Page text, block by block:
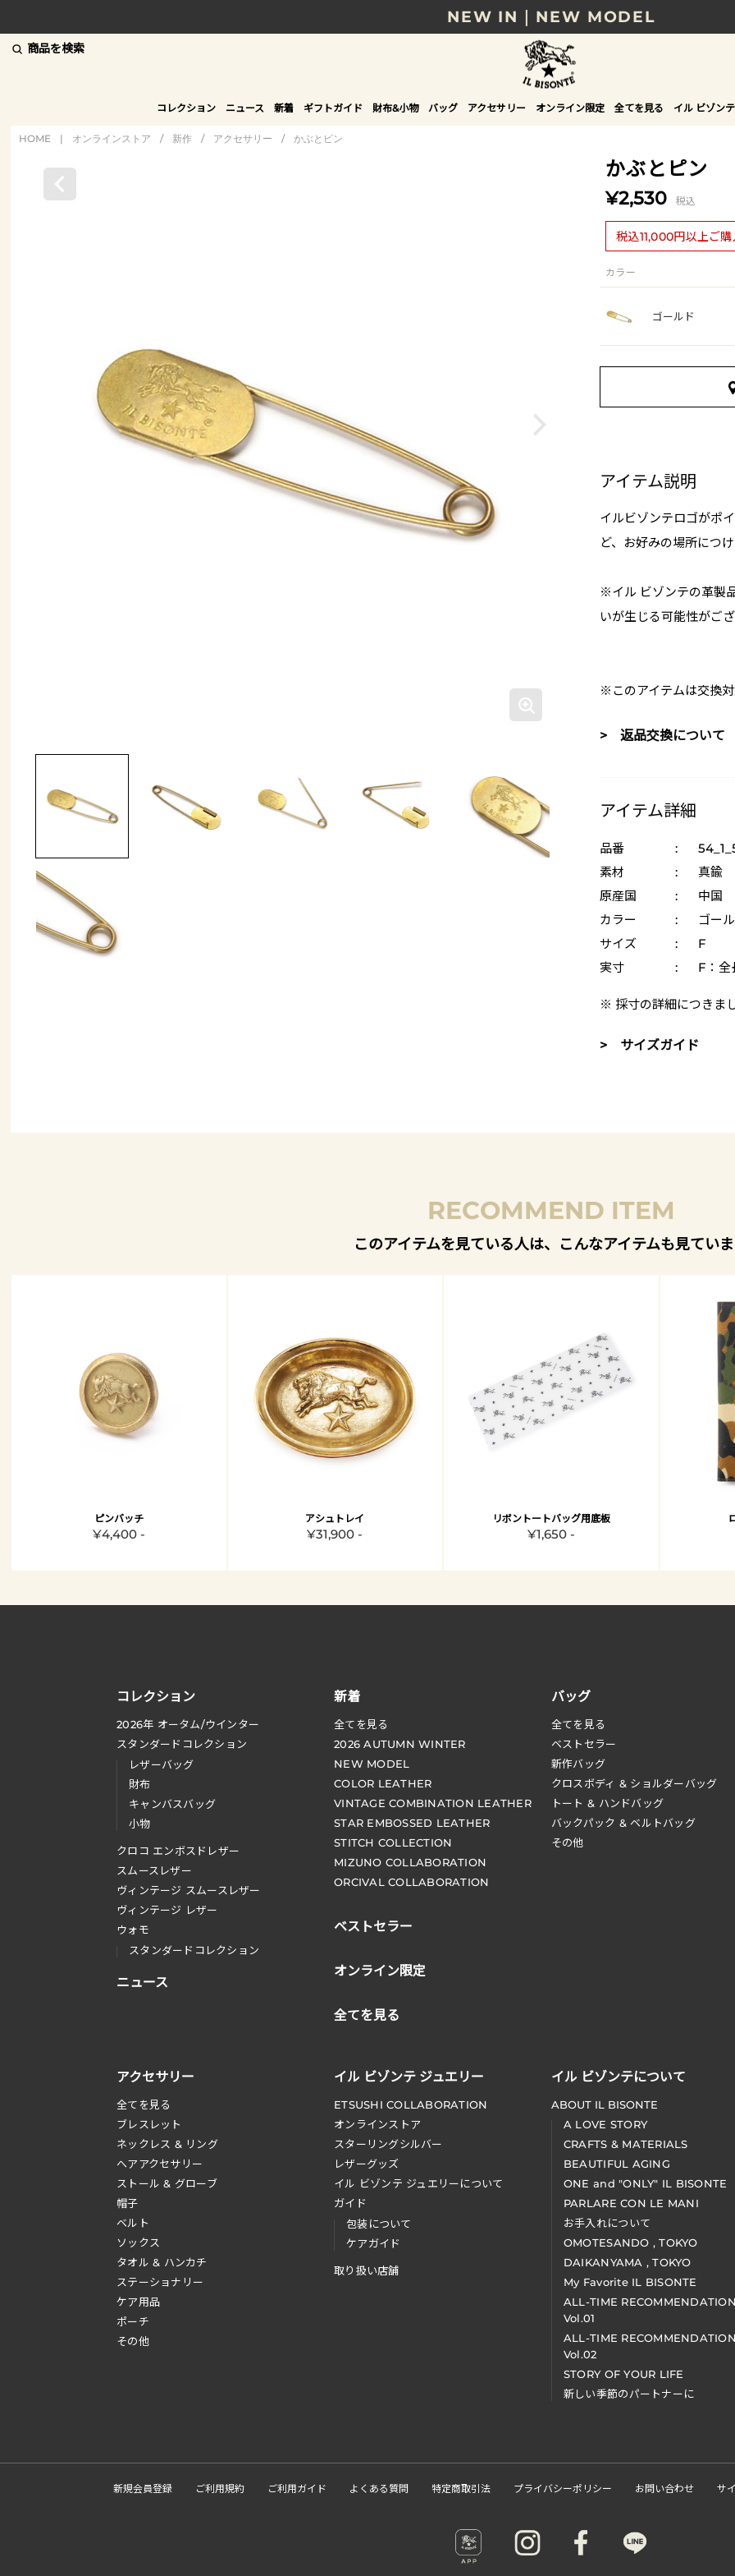
NEW IN｜NEW MODEL
8/17(月)10時まで｜税込11,000円以上で送料無
贈る相手やシーンから選べる、新しいギフトガ
NEW IN｜COLOR LEATHER
商品を検索
コレクション ニュース 新着 ギフトガイド 財布&小物 バッグ アクセサリー オンライン限定 全てを見る イル ビゾン
HOME | オンラインストア / 新作 / アクセサリー / かぶとピン
かぶとピン
¥2,530 税込
税込11,000円以上ご
カラー
ゴールド
アイテム説明
イルビゾンテロゴがポ
ど、お好みの場所につ
※イル ビゾンテの革製
いが生じる可能性がご
※このアイテムは交換
> 返品交換について
アイテム詳細
品番 :
素材
:
真鍮
原産国
:
中国
カラー
:
ゴー
サイズ
:
F
実寸
: F：全
※ 採寸の詳細につきま
> サイズガイド
RECOMMEND ITEM
このアイテムを見ている人は、こんなアイテムも見てい
ピンバッチ
¥4,400 -
アシュトレイ
¥31,900 -
リボントートバッグ用底板
¥1,650 -
コレクション
2026年 オータム/ウインター
スタンダードコレクション
レザーバッグ
財布
キャンバスバッグ
小物
クロコ エンボスドレザー
スムースレザー
ヴィンテージ スムースレザー
ヴィンテージ レザー
ウォモ
スタンダードコレクション
ニュース
新着
全てを見る
2026 AUTUMN WINTER
NEW MODEL
COLOR LEATHER
VINTAGE COMBINATION LEATHER
STAR EMBOSSED LEATHER
STITCH COLLECTION
MIZUNO COLLABORATION
ORCIVAL COLLABORATION
ベストセラー
オンライン限定
全てを見る
バッグ
全てを見る
ベストセラー
新作バッグ
クロスボディ & ショルダーバッグ
トート & ハンドバッグ
バックパック & ベルトバッグ
その他
アクセサリー
全てを見る
ブレスレット
ネックレス & リング
へアアクセサリー
ストール & グローブ
帽子
ベルト
ソックス
タオル & ハンカチ
ステーショナリー
ケア用品
ポーチ
その他
イル ビゾンテ ジュエリー
ETSUSHI COLLABORATION
オンラインストア
スターリングシルバー
レザーグッズ
イル ビゾンテ ジュエリーについて
ガイド
包装について
ケアガイド
取り扱い店舗
イル ビゾンテについて
ABOUT IL BISONTE
A LOVE STORY
CRAFTS & MATERIALS
BEAUTIFUL AGING
ONE and "ONLY" IL BISONTE
PARLARE CON LE MANI
お手入れについて
OMOTESANDO , TOKYO
DAIKANYAMA , TOKYO
My Favorite IL BISONTE
ALL-TIME
Vol.01
ALL-TIME
Vol.02
STORY OF YOUR LIFE
新しい季節のパートナーに
新規会員登録 ご利用規約 ご利用ガイド よくある質問 特定商取引法 プライバシーポリシー お問い合わせ サ